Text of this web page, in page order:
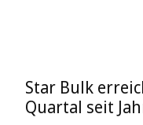
Star Bulk
Quartal seit